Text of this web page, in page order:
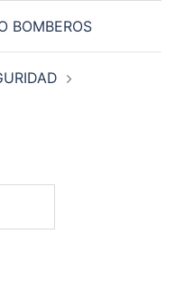
BOMBEROS